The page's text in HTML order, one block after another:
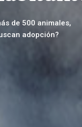
de 500 animales,
adopción?